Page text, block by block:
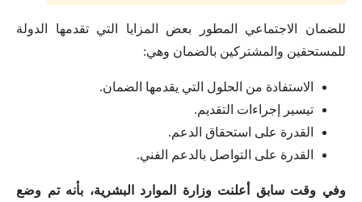
للضمان الاجتماعي المطور بعض المزايا التي تقدمها الدولة
للمستحقين والمشتركين بالضمان وهي:
الاستفادة من الحلول التي يقدمها الضمان.
تيسير إجراءات التقديم.
القدرة على استحقاق الدعم.
القدرة على التواصل بالدعم الفني.
وفي وقت سابق أعلنت وزارة الموارد البشرية، بأنه تم وضع